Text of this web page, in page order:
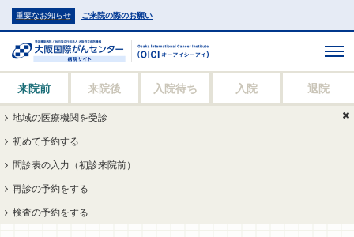
重要なお知らせ ご来院の際のお願い
来院前
地域の医療機関を受診
初めて予約する
問診表の入力（初診来院前）
再診の予約をする
検査の予約をする
来院後 入院待ち 入院 退院